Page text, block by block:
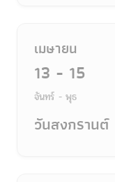
เมษายน
13 - 15
จันทร์ - พุธ
วันสงกรานต์